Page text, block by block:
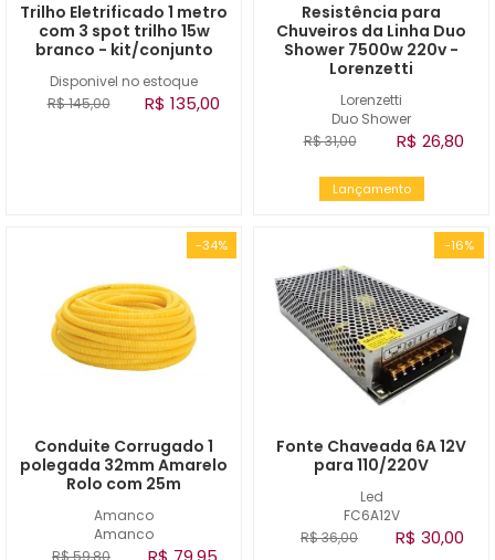
Disponivel no estoque
Trilho Eletrificado 1 metro
com 3 spot trilho 15w
branco - kit/conjunto
R$ 145,00 R$ 135,00
Lorenzetti
Duo Shower
Resistência para
Chuveiros da Linha Duo
Shower 7500w 220v -
Lorenzetti
R$ 31,00 R$ 26,80
Lançamento
-34%
Amanco
Amanco
Conduite Corrugado 1
polegada 32mm Amarelo
Rolo com 25m
R$ 59,80
-16%
Led
FC6A12V
Fonte Chaveada 6A 12V
para 110/220V
R$ 36,00 R$ 30,00